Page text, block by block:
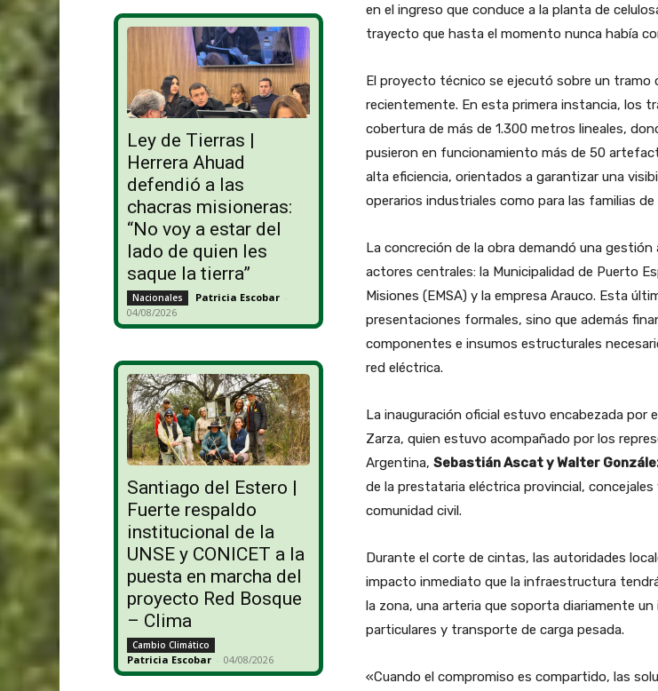
Ley de Tierras |
Herrera Ahuad
defendió a las
chacras misioneras:
“No voy a estar del
lado de quien les
saque la tierra”
Nacionales Patricia Escobar -
04/08/2026
Santiago del Estero |
Fuerte respaldo
institucional de la
UNSE y CONICET a la
puesta en marcha del
proyecto Red Bosque
– Clima
Cambio Climático
Patricia Escobar - 04/08/2026
en el ingreso que conduce a la planta de
trayecto que hasta el momento nunca había
El proyecto técnico se ejecutó sobre un tramo
recientemente. En esta primera instancia, los
cobertura de más de 1.300 metros lineales,
pusieron en funcionamiento más de 50
alta eficiencia, orientados a garantizar una
operarios industriales como para las familias
La concreción de la obra demandó una
actores centrales: la Municipalidad de Puerto
Misiones (EMSA) y la empresa Arauco. Esta
presentaciones formales, sino que además
componentes e insumos estructurales
red eléctrica.
La inauguración oficial estuvo encabezada por
Zarza, quien estuvo acompañado por los
Argentina, Sebastián Ascat y Walter
de la prestataria eléctrica provincial, concejales
comunidad civil.
Durante el corte de cintas, las autoridades
impacto inmediato que la infraestructura
la zona, una arteria que soporta diariamente
particulares y transporte de carga pesada.
«Cuando el compromiso es compartido, las